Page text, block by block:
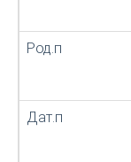
Род.п
Дат.п